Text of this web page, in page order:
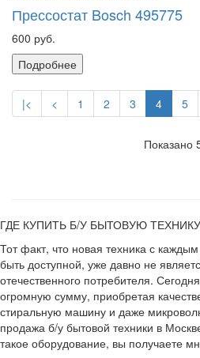
Прессостат Bosch 495775
600 руб.
Подробнее
|< < 1 2 3 4 5
Показано
ГДЕ КУПИТЬ Б/У БЫТОВУЮ
Тот факт, что новая техника с
быть доступной, уже давно не
отечественного потребителя.
огромную сумму, приобретая
стиральную машину и даже
продажа б/у бытовой техники в
такое оборудование, вы получаете